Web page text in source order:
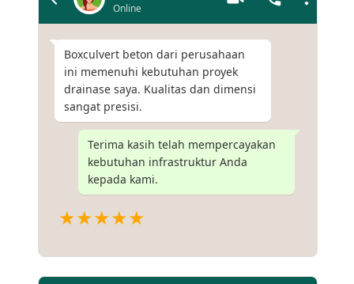
Online
Boxculvert beton dari perusahaan
ini memenuhi kebutuhan proyek
drainase saya. Kualitas dan dimensi
sangat presisi.
Terima kasih telah mempercayakan
kebutuhan infrastruktur Anda
kepada kami.
★★★★★